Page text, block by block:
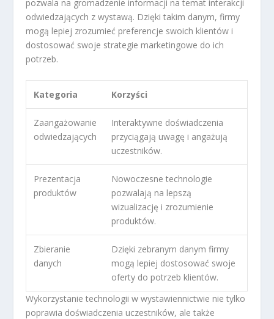
pozwala na gromadzenie informacji na temat interakcji
odwiedzających z wystawą. Dzięki takim danym, firmy
mogą lepiej zrozumieć preferencje swoich klientów i
dostosować swoje strategie marketingowe do ich
potrzeb.
Kategoria Korzyści
Zaangażowanie
odwiedzających
Interaktywne doświadczenia
przyciągają uwagę i angażują
uczestników.
Prezentacja
produktów
Nowoczesne technologie
pozwalają na lepszą
wizualizację i zrozumienie
produktów.
Zbieranie
danych
Dzięki zebranym danym firmy
mogą lepiej dostosować swoje
oferty do potrzeb klientów.
Wykorzystanie technologii w wystawiennictwie nie tylko
poprawia doświadczenia uczestników, ale także